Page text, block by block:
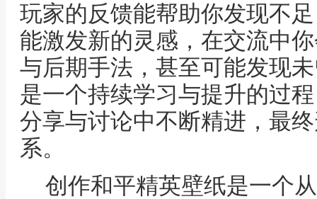
玩家的反馈能帮助你发现不
能激发新的灵感，在交流中
与后期手法，甚至可能发现
是一个持续学习与提升的过
分享与讨论中不断精进，最
系。
创作和平精英壁纸是一个